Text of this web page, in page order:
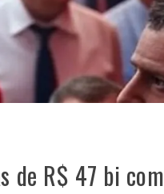
de R$ 47 bi com